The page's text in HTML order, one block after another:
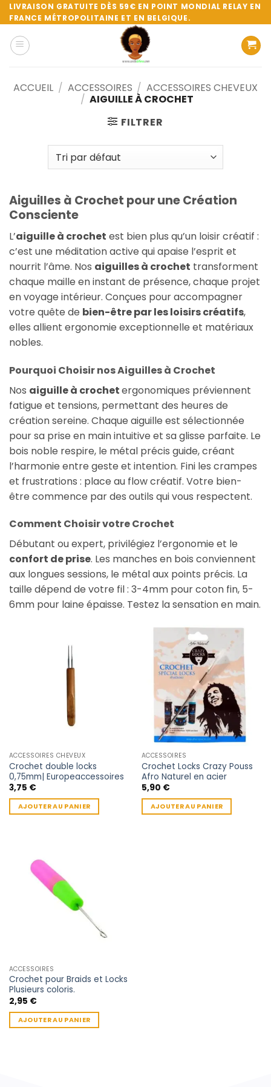
Passer
au
contenu
LIVRAISON GRATUITE DÈS 59€ EN POINT MONDIAL RELAY EN
FRANCE MÉTROPOLITAINE ET EN BELGIQUE.
ACCUEIL / ACCESSOIRES / ACCESSOIRES CHEVEUX
/ AIGUILLE À CROCHET
FILTRER
Aiguilles à Crochet pour une Création
Consciente
L’aiguille à crochet est bien plus qu’un loisir créatif :
c’est une méditation active qui apaise l’esprit et
nourrit l’âme. Nos aiguilles à crochet transforment
chaque maille en instant de présence, chaque projet
en voyage intérieur. Conçues pour accompagner
votre quête de bien-être par les loisirs créatifs,
elles allient ergonomie exceptionnelle et matériaux
nobles.
Pourquoi Choisir nos Aiguilles à Crochet
Nos aiguille à crochetergonomiques préviennent
fatigue et tensions, permettant des heures de
création sereine. Chaque aiguille est sélectionnée
pour sa prise en main intuitive et sa glisse parfaite. Le
bois noble respire, le métal précis guide, créant
l’harmonie entre geste et intention. Fini les crampes
et frustrations : place au flow créatif. Votre bien-
être commence par des outils qui vous respectent.
Comment Choisir votre Crochet
Débutant ou expert, privilégiez l’ergonomie et le
confort de prise. Les manches en bois conviennent
aux longues sessions, le métal aux points précis. La
taille dépend de votre fil : 3-4mm pour coton fin, 5-
6mm pour laine épaisse. Testez la sensation en main.
ACCESSOIRES CHEVEUX
Crochet double locks
0,75mm| Europeaccessoires
3,75 €
AJOUTER AU PANIER
ACCESSOIRES
Crochet Locks Crazy Pouss
Afro Naturel en acier
5,90 €
AJOUTER AU PANIER
ACCESSOIRES
Crochet pour Braids et Locks
Plusieurs coloris.
2,95 €
AJOUTER AU PANIER